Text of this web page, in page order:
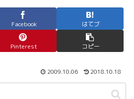
Facebook はてブ
Pinterest コピー
2009.10.06 2018.10.18